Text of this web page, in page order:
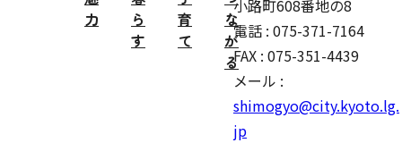
力
ら
す
育
て
な
が
る
小路町608番地の8
電話 : 075-371-7164
FAX : 075-351-4439
メール :
shimogyo@city.kyoto.lg.
jp